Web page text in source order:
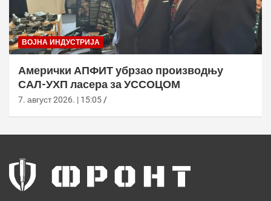
ВОЈНА ИНДУСТРИЈА
Амерички АПФИТ убрзао производњу
САЛ-УХП ласера за УССОЦОМ
7. август 2026. | 15:05